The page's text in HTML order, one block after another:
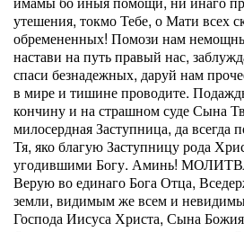
утешения, токмо Тебе, о Мати всех
обремененных! Помози нам
настави на путь правый нас,
спаси безнадежных, даруй нам
в мире и тишине проводите.
кончину и на страшном суде Сына
милосердная Заступница, да всегда
Тя, яко благую Заступницу рода
угодившими Богу. Аминь!
Верую во единаго Бога Отца,
земли, видимым же всем и
Господа Иисуса Христа, Сына